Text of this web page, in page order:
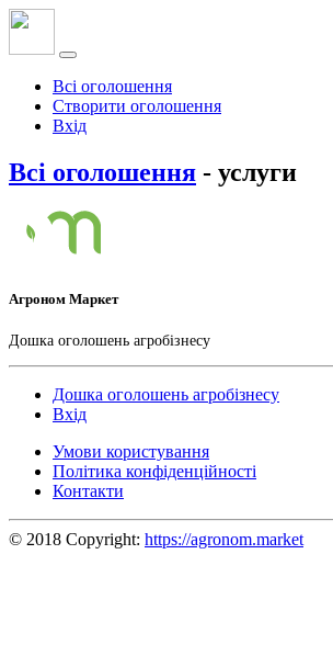
Всі оголошення
Створити оголошення
Вхід
Всі оголошення - услуги
Агроном Маркет
Дошка оголошень агробізнесу
Дошка оголошень агробізнесу
Вхід
Умови користування
Політика конфіденційності
Контакти
© 2018 Copyright: https://agronom.market